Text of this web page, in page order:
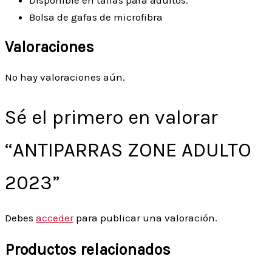
Bolsa de gafas de microfibra
Valoraciones
No hay valoraciones aún.
Sé el primero en valorar
“ANTIPARRAS ZONE ADULTO
2023”
Debes accederpara publicar una valoración.
Productos relacionados